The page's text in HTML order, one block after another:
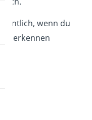
wenn du
erkennen